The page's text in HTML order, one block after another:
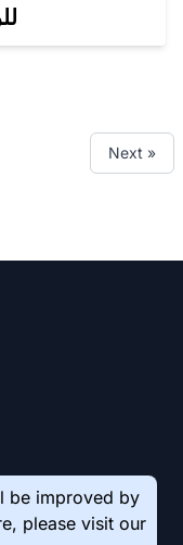
Next »
be improved by
please visit our